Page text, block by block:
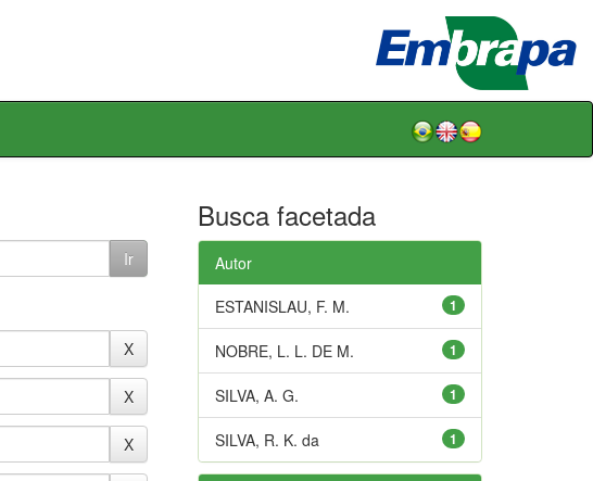
Busca facetada
Autor
1
ESTANISLAU, F. M.
1
NOBRE, L. L. DE M.
1
SILVA, A. G.
1
SILVA, R. K. da